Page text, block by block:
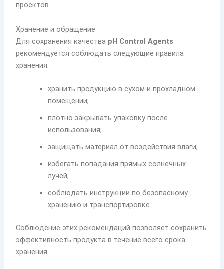
проектов.
Хранение и обращение
Для сохранения качества pH Control Agents
рекомендуется соблюдать следующие правила
хранения:
хранить продукцию в сухом и прохладном
помещении;
плотно закрывать упаковку после
использования;
защищать материал от воздействия влаги;
избегать попадания прямых солнечных
лучей;
соблюдать инструкции по безопасному
хранению и транспортировке.
Соблюдение этих рекомендаций позволяет сохранить
эффективность продукта в течение всего срока
хранения.